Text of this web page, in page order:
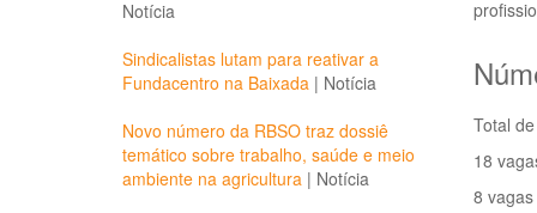
Notícia
Sindicalistas lutam para reativar a
Fundacentro na Baixada | Notícia
Novo número da RBSO traz dossiê
temático sobre trabalho, saúde e meio
ambiente na agricultura | Notícia
Total
18
8